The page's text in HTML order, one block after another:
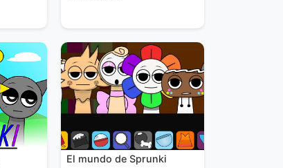
El mundo de Sprunki